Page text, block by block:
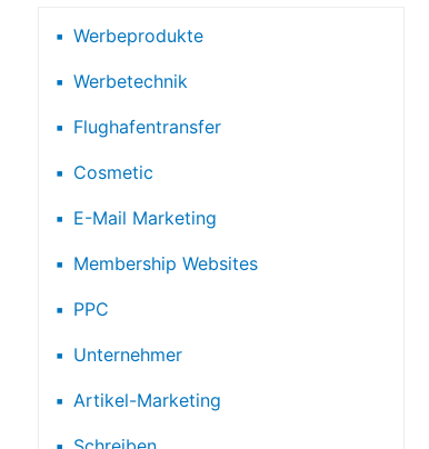
Werbeprodukte
Werbetechnik
Flughafentransfer
Cosmetic
E-Mail Marketing
Membership Websites
PPC
Unternehmer
Artikel-Marketing